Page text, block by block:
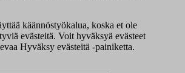
käännöstyökalua, koska et ole
evästeitä. Voit hyväksyä evästeet
Hyväksy evästeitä -painiketta.